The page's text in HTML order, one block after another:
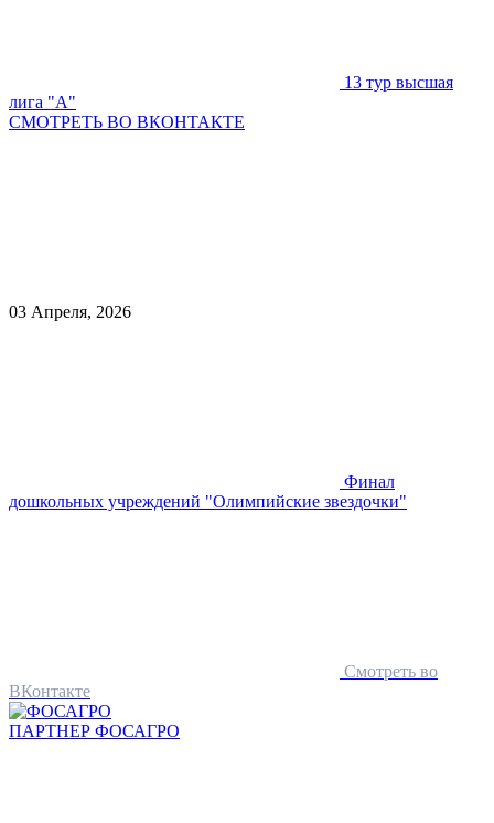
13 тур высшая
лига "А"
СМОТРЕТЬ ВО ВКОНТАКТЕ
03 Апреля, 2026
Финал
дошкольных учреждений "Олимпийские звездочки"
Смотреть во
ВКонтакте
ПАРТНЕР ФОСАГРО